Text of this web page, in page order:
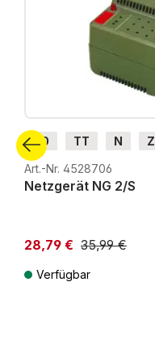
H0 TT N Z
H0e
Art.-Nr. 4528706
Netzgerät NG 2/S
28,79 € 35,99 €
Verfügbar